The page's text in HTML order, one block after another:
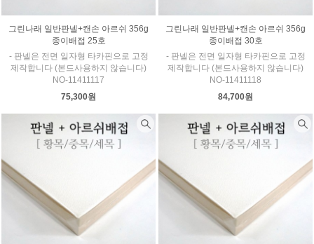
그린나래 일반판넬+캔손 아르쉬 356g
종이배접 25호
- 판넬은 전면 일자형 타카핀으로 고정
제작합니다 (본드사용하지 않습니다)
NO-11411117
75,300원
그린나래 일반판넬+캔손 아르쉬 356g
종이배접 30호
- 판넬은 전면 일자형 타카핀으로 고정
제작합니다 (본드사용하지 않습니다)
NO-11411118
84,700원